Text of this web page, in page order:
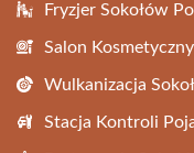
Fryzjer Sokołów
Salon
Wulkanizacja
Stacja Kontroli